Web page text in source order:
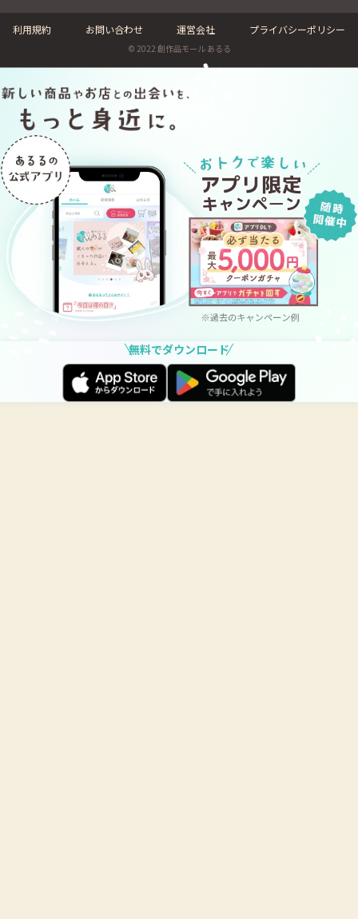
利用規約 お問い合わせ 運営会社 プライバシーポリシー
© 2022 創作品モール あるる
無料でダウンロード